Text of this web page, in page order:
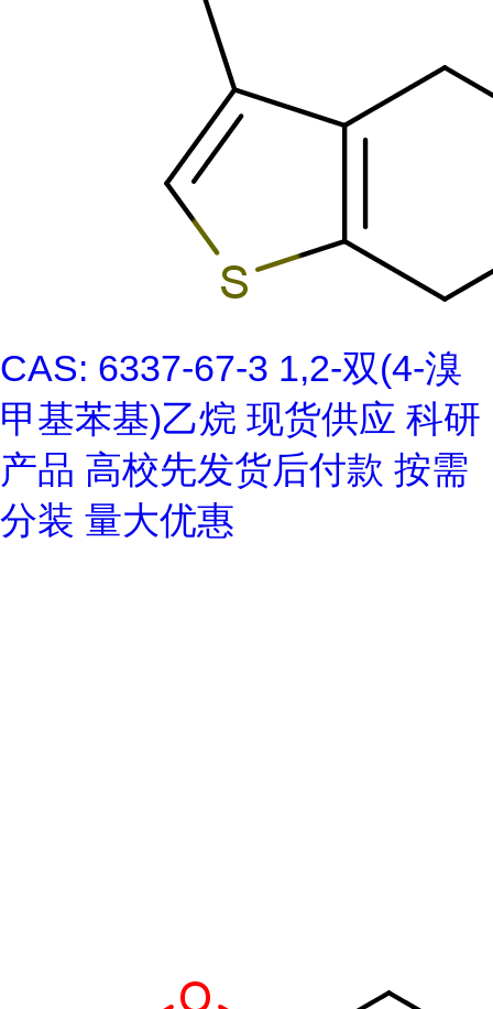
CAS: 6337-67-3 1,2-双(4-溴
甲基苯基)乙烷 现货供应 科研
产品 高校先发货后付款 按需
分装 量大优惠